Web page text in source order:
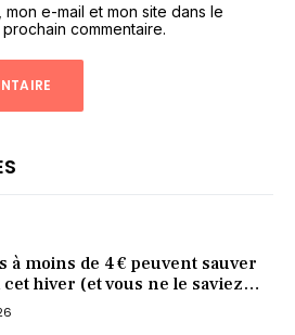
mon e-mail et mon site dans le
commentaire.
à moins de 4 € peuvent sauver
cet hiver (et vous ne le saviez